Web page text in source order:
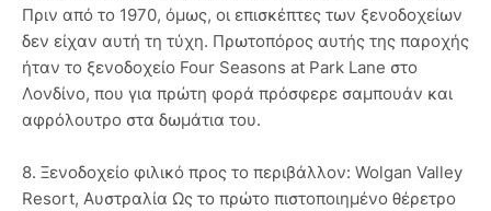
Πριν από το 1970, όμως, οι επισκέπτες των ξενοδοχείων
δεν είχαν αυτή τη τύχη. Πρωτοπόρος αυτής της παροχής
ήταν το ξενοδοχείο Four Seasons at Park Lane στο
Λονδίνο, που για πρώτη φορά πρόσφερε σαμπουάν και
αφρόλουτρο στα δωμάτια του.
8. Ξενοδοχείο φιλικό προς το περιβάλλον: Wolgan Valley
Resort, Αυστραλία Ως το πρώτο πιστοποιημένο θέρετρο